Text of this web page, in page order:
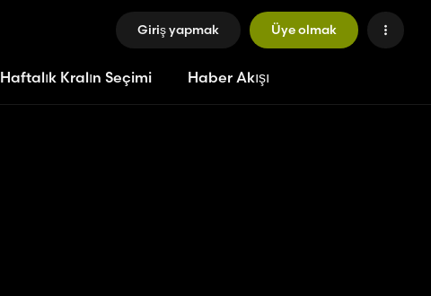
Giriş yapmak Üye olmak
Haftalık Kralın Seçimi Haber Akışı